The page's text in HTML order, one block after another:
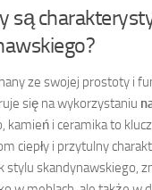
są
ze swojej prostoty i
się na wykorzystaniu
kamień i ceramika to
ciepły i przytulny
stylu skandynawskiego,